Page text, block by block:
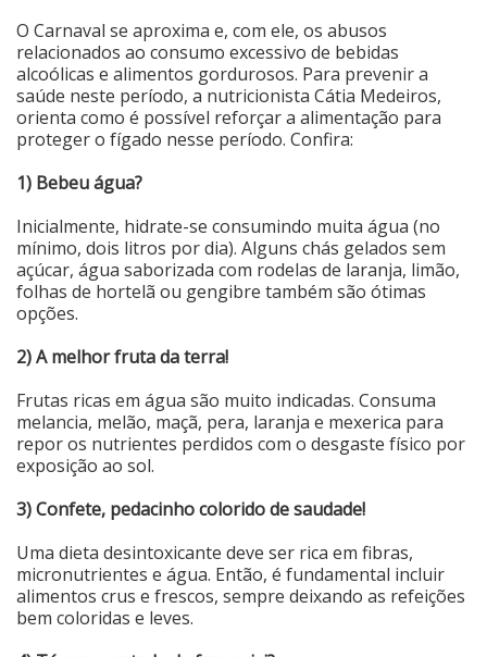
Anuncie
Cinema
Agenda Cultural
Anuncie
Fale Conosco
O Carnaval se aproxima e, com ele, os abusos
relacionados ao consumo excessivo de bebidas
alcoólicas e alimentos gordurosos. Para prevenir a
saúde neste período, a nutricionista Cátia Medeiros,
orienta como é possível reforçar a alimentação para
proteger o fígado nesse período. Confira:
1) Bebeu água?
Inicialmente, hidrate-se consumindo muita água (no
mínimo, dois litros por dia). Alguns chás gelados sem
açúcar, água saborizada com rodelas de laranja, limão,
folhas de hortelã ou gengibre também são ótimas
opções.
2) A melhor fruta da terra!
Frutas ricas em água são muito indicadas. Consuma
melancia, melão, maçã, pera, laranja e mexerica para
repor os nutrientes perdidos com o desgaste físico por
exposição ao sol.
3) Confete, pedacinho colorido de saudade!
Uma dieta desintoxicante deve ser rica em fibras,
micronutrientes e água. Então, é fundamental incluir
alimentos crus e frescos, sempre deixando as refeições
bem coloridas e leves.